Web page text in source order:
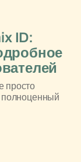
ID:
просто
полноценный